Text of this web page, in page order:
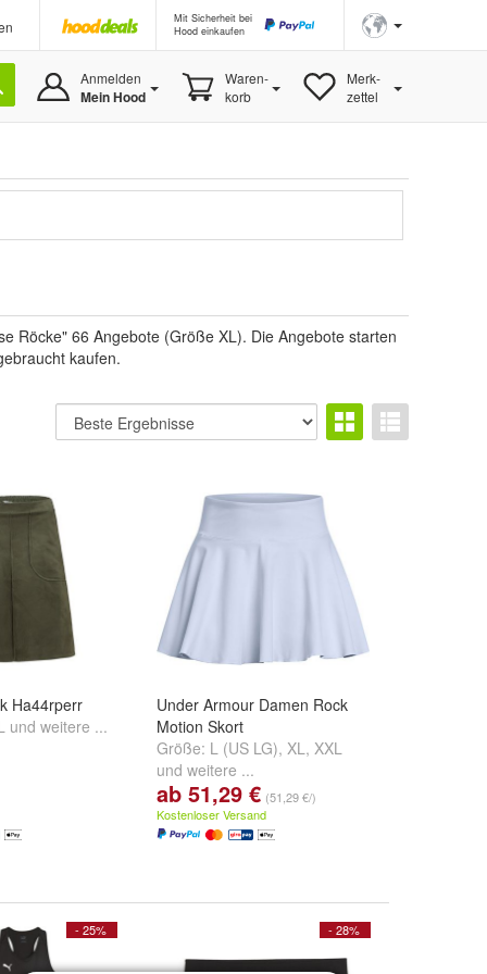
Mit Sicherheit bei
Hood einkaufen
Anmelden
Mein Hood
Waren-
korb
Merk-
zettel
Röcke" 66 Angebote (Größe XL). Die Angebote starten
kaufen.
Ha44rperr
und weitere ...
Under Armour Damen Rock
Motion Skort
Größe: L (US LG), XL, XXL
und weitere ...
ab 51,29 € (51,29 €/)
Kostenloser Versand
- 25% - 28%